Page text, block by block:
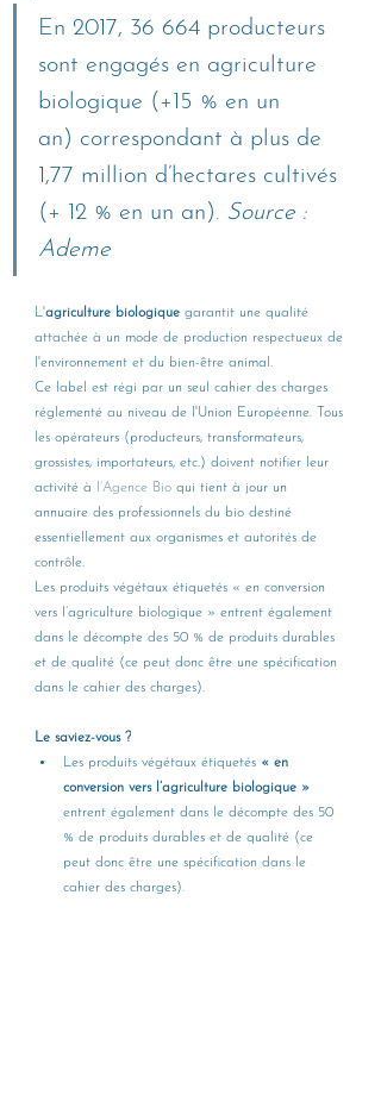
En 2017, 36 664 producteurs
sont engagés en agriculture
biologique (+15 % en un
an) correspondant à plus de
1,77 million d’hectares cultivés
(+ 12 % en un an). Source :
Ademe
L'agriculture biologique garantit une qualité
attachée à un mode de production respectueux de
l'environnement et du bien-être animal.
Ce label est régi par un seul cahier des charges
réglementé au niveau de l'Union Européenne. Tous
les opérateurs (producteurs, transformateurs,
grossistes, importateurs, etc.) doivent notifier leur
activité à
l’Agence Bio qui tient à jour un
annuaire des professionnels du bio destiné
essentiellement aux organismes et autorités de
contrôle.
Les produits végétaux étiquetés « en conversion
vers l’agriculture biologique » entrent également
dans le décompte des 50 % de produits durables
et de qualité (ce peut donc être une spécification
dans le cahier des charges).
Le saviez-vous ?
Les produits végétaux étiquetés « en
conversion vers l’agriculture biologique »
entrent également dans le décompte des 50
% de produits durables et de qualité (ce
peut donc être une spécification dans le
cahier des charges).